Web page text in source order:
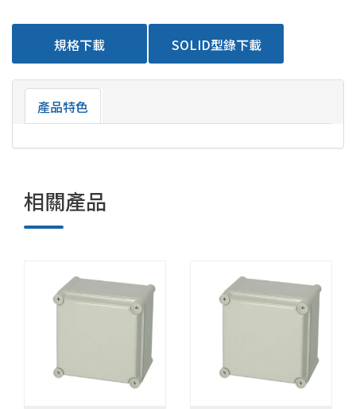
規格下載 SOLID型錄下載
產品特色
相關產品